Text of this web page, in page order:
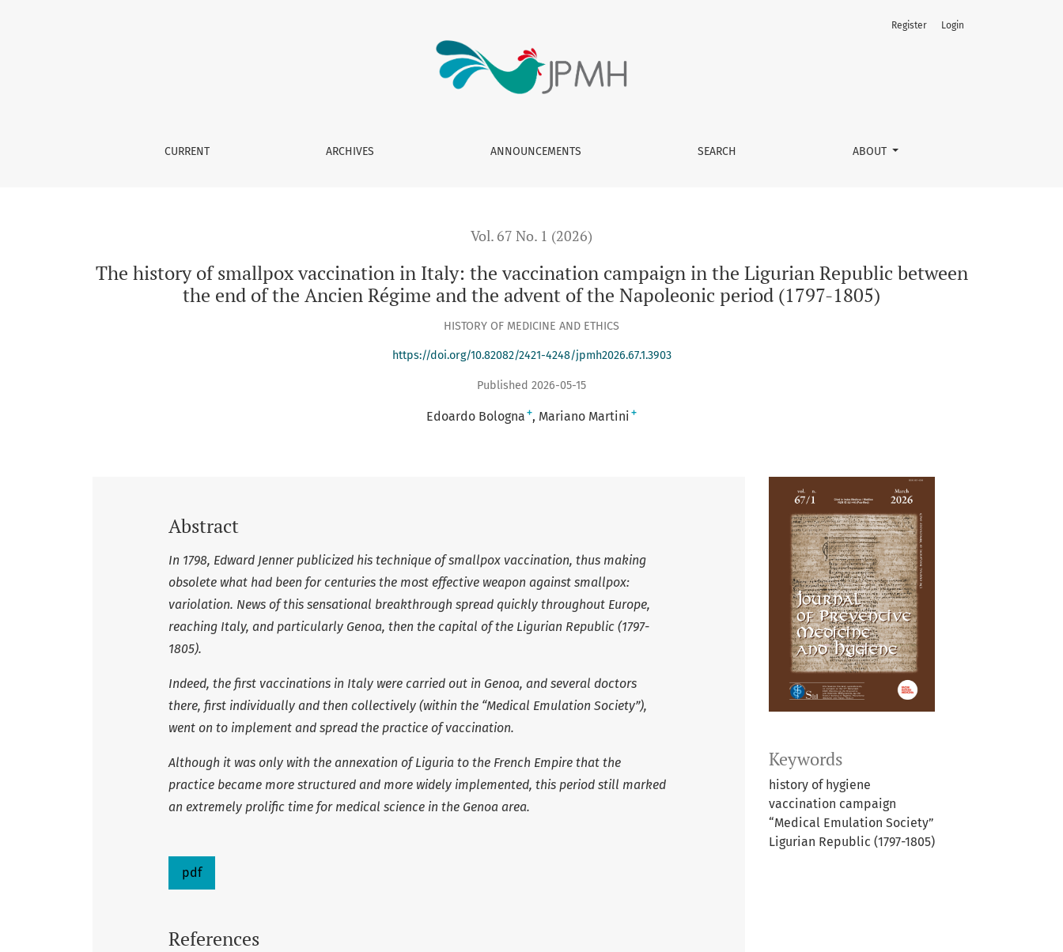
The history of smallpox vaccination in Italy: the vaccination campaign in the Ligurian Republic between the end of the Ancien Régime and the advent of the Napoleonic
CURRENT ARCHIVES ANNOUNCEMENTS SEARCH ABOUT
Register Login
Vol. 67 No. 1 (2026)
The history of smallpox vaccination in Italy: the vaccination campaign in the Ligurian Republic between
the end of the Ancien Régime and the advent of the Napoleonic period (1797-1805)
HISTORY OF MEDICINE AND ETHICS
https://doi.org/10.82082/2421-4248/jpmh2026.67.1.3903
Published 2026-05-15
Edoardo Bologna + Mariano Martini +
Keywords
history of hygiene
vaccination campaign
“Medical Emulation Society”
Ligurian Republic (1797-1805)
Abstract
In 1798, Edward Jenner publicized his technique of smallpox vaccination, thus making
obsolete what had been for centuries the most effective weapon against smallpox:
variolation. News of this sensational breakthrough spread quickly throughout Europe,
reaching Italy, and particularly Genoa, then the capital of the Ligurian Republic (1797-
1805).
Indeed, the first vaccinations in Italy were carried out in Genoa, and several doctors
there, first individually and then collectively (within the “Medical Emulation Society”),
went on to implement and spread the practice of vaccination.
Although it was only with the annexation of Liguria to the French Empire that the
practice became more structured and more widely implemented, this period still marked
an extremely prolific time for medical science in the Genoa area.
pdf
References